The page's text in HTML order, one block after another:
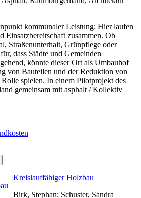
kommunaler Leistung: Hier laufen
Einsatzbereitschaft zusammen. Ob
Straßenunterhalt, Grünpflege oder
dass Städte und Gemeinden
könnte dieser Ort als Umbauhof
von Bauteilen und der Reduktion von
spielen. In einem Pilotprojekt des
gemeinsam mit asphalt / Kollektiv
Kreislauffähiger Holzbau
Birk, Stephan; Schuster, Sandra